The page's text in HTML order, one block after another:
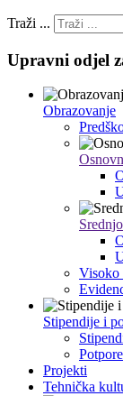
Traži ...
Upravni odjel
Obrazovanje
Visoko
Stipendije i
Projekti
Tehnička